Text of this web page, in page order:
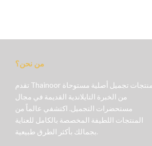
من نحن؟
تقدم Thainoor منتجات تجميل أصلية مستوحاة
من الخبرة التايلاندية القديمة في مجال
مستحضرات التجميل. اكتشفي عالماً من
المنتجات اللطيفة المخصصة بالكامل للعناية